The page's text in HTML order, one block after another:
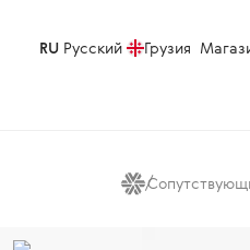
RU Русский Грузия